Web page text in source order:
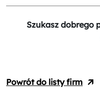
Szukasz dobrego
Powrót do listy firm